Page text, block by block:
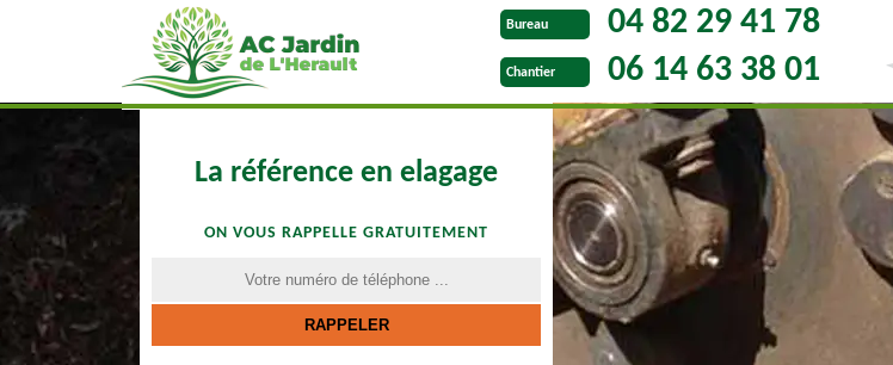
Bureau 04 82 29 41 78
Chantier 06 14 63 38 01
La référence en elagage
ON VOUS RAPPELLE GRATUITEMENT